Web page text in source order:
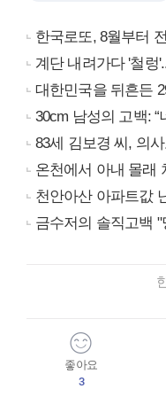
한국로또, 8월부터
계단 내려가다 '철렁
대한민국을 뒤흔든
30cm 남성의 고백:
83세 김보경 씨, 의
온천에서 아내 몰래
천안아산 아파트값
금수저의 솔직고백
좋아요
3